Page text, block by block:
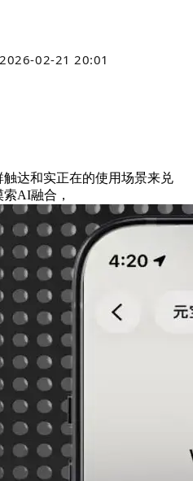
2026-02-21 20:01
达和实正在的使用场景来兑
AI融合，